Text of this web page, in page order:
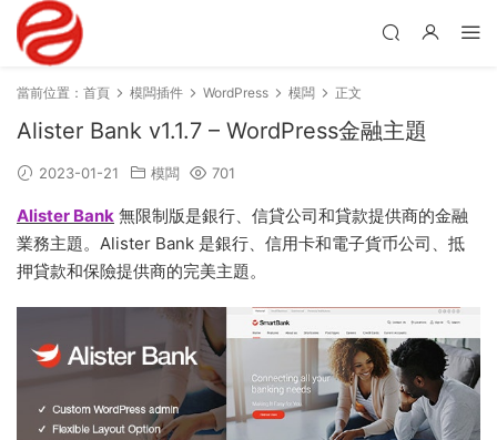
當前位置： 首頁 模闆插件 WordPress 模闆 正文
Alister Bank v1.1.7 – WordPress金融主題
2023-01-21 模闆 701
Alister Bank 無限制版是銀行、信貸公司和貸款提供商的金融
業務主題。Alister Bank 是銀行、信用卡和電子貨币公司、抵
押貸款和保險提供商的完美主題。